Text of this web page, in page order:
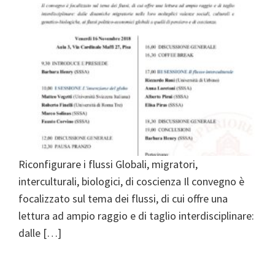
Riconfigurare i flussi Globali, migratori,
interculturali, biologici, di coscienza Il convegno è
focalizzato sul tema dei flussi, di cui offre una
lettura ad ampio raggio e di taglio interdisciplinare:
dalle […]